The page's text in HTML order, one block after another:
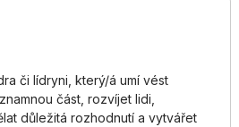
či lídryni, který/á umí vést
část, rozvíjet lidi,
důležitá rozhodnutí a vytvářet